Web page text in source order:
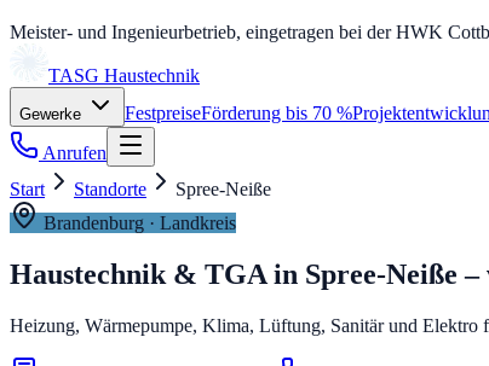
Meister- und Ingenieurbetrieb, eingetragen bei der HWK
TASG Haustechnik
Gewerke FestpreiseFörderung bis 70 %
Anrufen
Start
Standorte
Spree-Neiße
Brandenburg · Landkreis
Haustechnik & TGA in Spree-Neiße –
Heizung, Wärmepumpe, Klima, Lüftung, Sanitär und Elektro